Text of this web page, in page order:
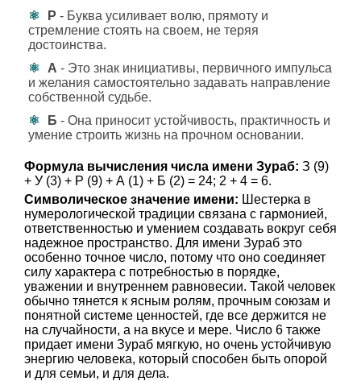
Р - Буква усиливает волю, прямоту и
стремление стоять на своем, не теряя
достоинства.
А - Это знак инициативы, первичного импульса
и желания самостоятельно задавать направление
собственной судьбе.
Б - Она приносит устойчивость, практичность и
умение строить жизнь на прочном основании.
Формула вычисления числа имени Зураб: З (9)
+ У (3) + Р (9) + А (1) + Б (2) = 24; 2 + 4 = 6.
Символическое значение имени: Шестерка в
нумерологической традиции связана с гармонией,
ответственностью и умением создавать вокруг себя
надежное пространство. Для имени Зураб это
особенно точное число, потому что оно соединяет
силу характера с потребностью в порядке,
уважении и внутреннем равновесии. Такой человек
обычно тянется к ясным ролям, прочным союзам и
понятной системе ценностей, где все держится не
на случайности, а на вкусе и мере. Число 6 также
придает имени Зураб мягкую, но очень устойчивую
энергию человека, который способен быть опорой
и для семьи, и для дела.